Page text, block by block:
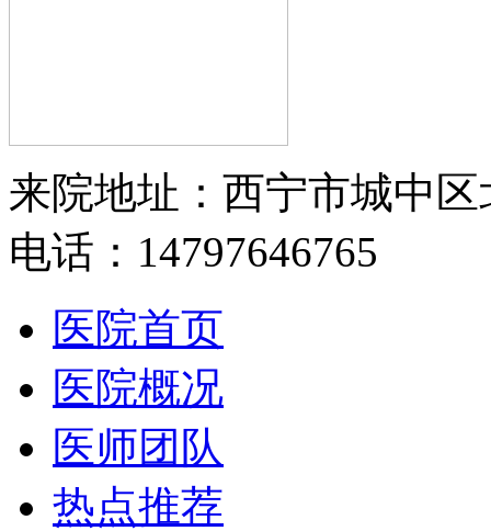
来院地址：西宁市城中区
电话：14797646765
医院首页
医院概况
医师团队
热点推荐